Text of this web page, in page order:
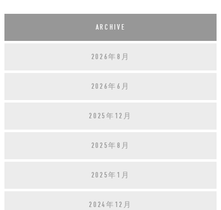
ARCHIVE
2026年8月
2026年6月
2025年12月
2025年8月
2025年1月
2024年12月